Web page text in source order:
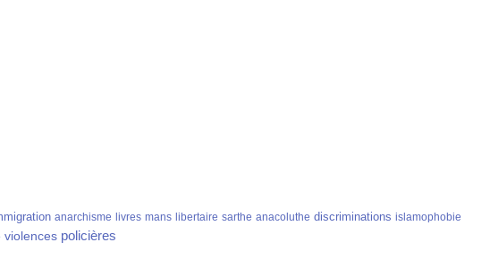
anarchisme livres mans libertaire sarthe anacoluthe discriminations islamophobie
violences policières